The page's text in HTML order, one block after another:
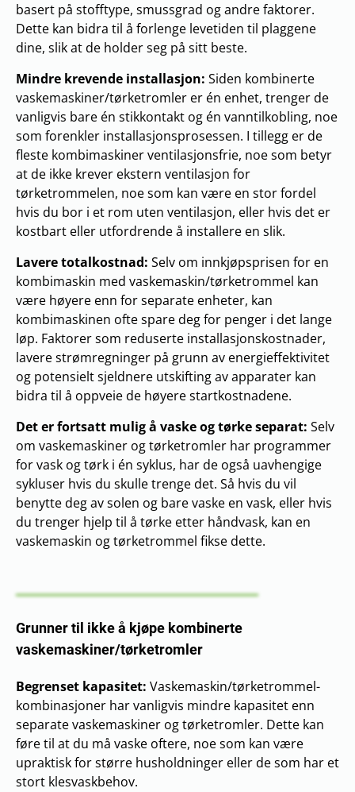
basert på stofftype, smussgrad og andre faktorer.
Dette kan bidra til å forlenge levetiden til plaggene
dine, slik at de holder seg på sitt beste.
Mindre krevende installasjon: Siden kombinerte
vaskemaskiner/tørketromler er én enhet, trenger de
vanligvis bare én stikkontakt og én vanntilkobling, noe
som forenkler installasjonsprosessen. I tillegg er de
fleste kombimaskiner ventilasjonsfrie, noe som betyr
at de ikke krever ekstern ventilasjon for
tørketrommelen, noe som kan være en stor fordel
hvis du bor i et rom uten ventilasjon, eller hvis det er
kostbart eller utfordrende å installere en slik.
Lavere totalkostnad: Selv om innkjøpsprisen for en
kombimaskin med vaskemaskin/tørketrommel kan
være høyere enn for separate enheter, kan
kombimaskinen ofte spare deg for penger i det lange
løp. Faktorer som reduserte installasjonskostnader,
lavere strømregninger på grunn av energieffektivitet
og potensielt sjeldnere utskifting av apparater kan
bidra til å oppveie de høyere startkostnadene.
Det er fortsatt mulig å vaske og tørke separat: Selv
om vaskemaskiner og tørketromler har programmer
for vask og tørk i én syklus, har de også uavhengige
sykluser hvis du skulle trenge det. Så hvis du vil
benytte deg av solen og bare vaske en vask, eller hvis
du trenger hjelp til å tørke etter håndvask, kan en
vaskemaskin og tørketrommel fikse dette.
Grunner til ikke å kjøpe kombinerte
vaskemaskiner/tørketromler
Begrenset kapasitet: Vaskemaskin/tørketrommel-
kombinasjoner har vanligvis mindre kapasitet enn
separate vaskemaskiner og tørketromler. Dette kan
føre til at du må vaske oftere, noe som kan være
upraktisk for større husholdninger eller de som har et
stort klesvaskbehov.